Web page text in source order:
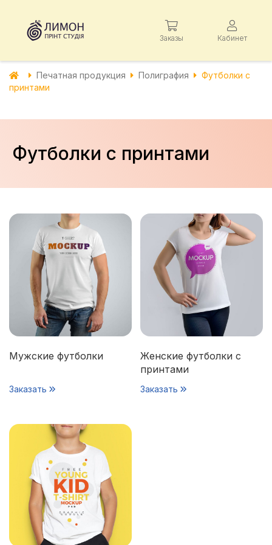
Заказы Кабинет
Печатная продукция Полиграфия
Футболки с
принтами
Футболки с принтами
Мужские футболки
Заказать
Женские футболки с
принтами
Заказать